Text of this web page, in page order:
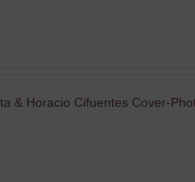
& Horacio Cifuentes Cover-